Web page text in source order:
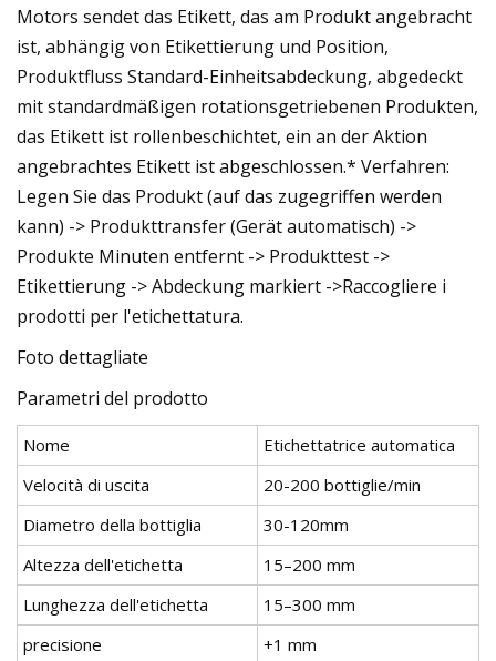
Motors sendet das Etikett, das am Produkt angebracht
ist, abhängig von Etikettierung und Position,
Produktfluss Standard-Einheitsabdeckung, abgedeckt
mit standardmäßigen rotationsgetriebenen Produkten,
das Etikett ist rollenbeschichtet, ein an der Aktion
angebrachtes Etikett ist abgeschlossen.* Verfahren:
Legen Sie das Produkt (auf das zugegriffen werden
kann) -> Produkttransfer (Gerät automatisch) ->
Produkte Minuten entfernt -> Produkttest ->
Etikettierung -> Abdeckung markiert ->Raccogliere i
prodotti per l'etichettatura.
Foto dettagliate
Parametri del prodotto
Nome
Etichettatrice automatica
Velocità di uscita
20-200 bottiglie/min
Diametro della bottiglia
30-120mm
Altezza dell'etichetta
15–200 mm
Lunghezza dell'etichetta
15–300 mm
precisione
+1 mm